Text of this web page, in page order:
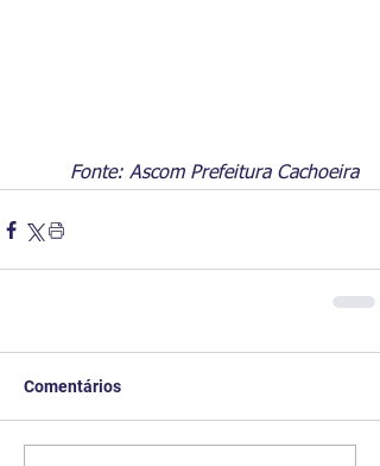
Fonte: Ascom Prefeitura Cachoeira
Comentários